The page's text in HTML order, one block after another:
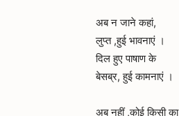
अब न जाने कहां,
लुप्त ,हुई भावनाएं ।
दिल हुए पाषाण के
बेसब्र, हुई कामनाएं ।
अब नहीं ,कोई किसी का